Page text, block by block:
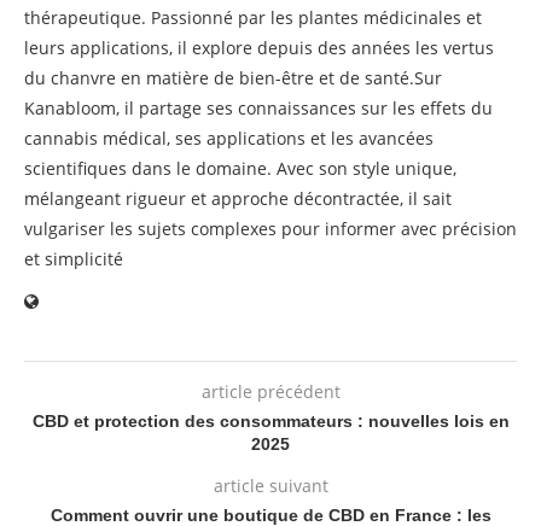
thérapeutique. Passionné par les plantes médicinales et
leurs applications, il explore depuis des années les vertus
du chanvre en matière de bien-être et de santé.Sur
Kanabloom, il partage ses connaissances sur les effets du
cannabis médical, ses applications et les avancées
scientifiques dans le domaine. Avec son style unique,
mélangeant rigueur et approche décontractée, il sait
vulgariser les sujets complexes pour informer avec précision
et simplicité
article précédent
CBD et protection des consommateurs : nouvelles lois en
2025
article suivant
Comment ouvrir une boutique de CBD en France : les